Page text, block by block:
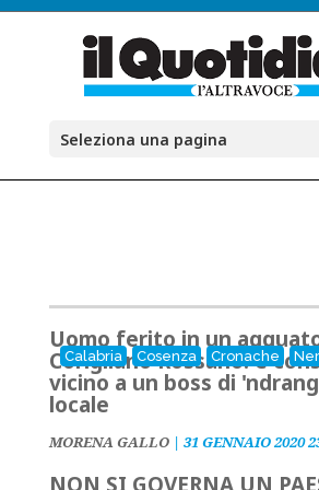
Seleziona una pagina
Calabria Cosenza Cronache
Uomo ferito in un
Corigliano Rossano: è
vicino a un boss di
locale
MORENA GALLO| 31 GENNAIO 2020